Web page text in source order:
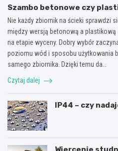
Szambo betonowe czy
Nie każdy zbiornik na ścieki sprawdzi
między wersją betonową a plastikową
na etapie wyceny. Dobry wybór
poziomu wód i sposobu użytkowania
samego zbiornika. Dzięki temu da…
Czytaj dalej
IP44 – czy